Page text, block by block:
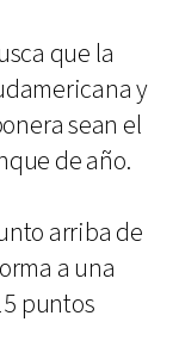
que la
y
sean el
de año.
arriba de
a una
puntos